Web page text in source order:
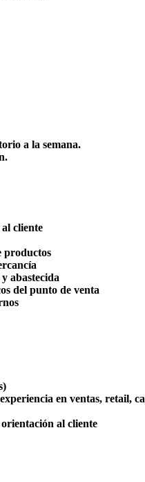
a la semana.
cliente
productos
abastecida
del punto de venta
en ventas, retail,
al cliente